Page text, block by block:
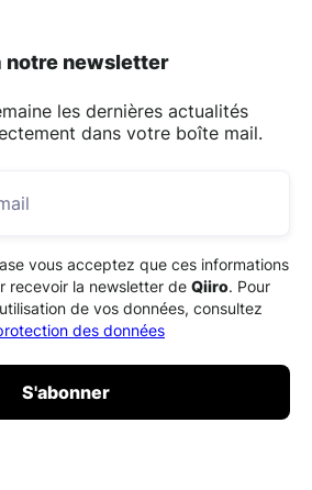
notre newsletter
les dernières actualités
dans votre boîte mail.
vous acceptez que ces informations
recevoir la newsletter de Qiiro. Pour
de vos données, consultez
des données